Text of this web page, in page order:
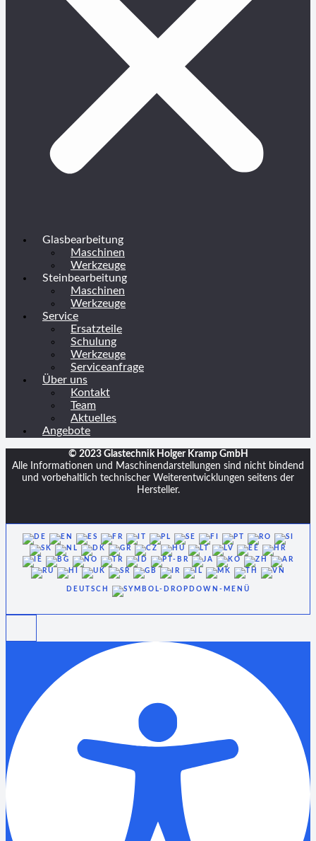
Glasbearbeitung
Maschinen
Werkzeuge
Steinbearbeitung
Maschinen
Werkzeuge
Service
Ersatzteile
Schulung
Werkzeuge
Serviceanfrage
Über uns
Kontakt
Team
Aktuelles
Angebote
© 2023 Glastechnik Holger Kramp GmbH
Alle Informationen und Maschinendarstellungen sind nicht bindend
und vorbehaltlich technischer Weiterentwicklungen seitens der
Hersteller.
DEUTSCH